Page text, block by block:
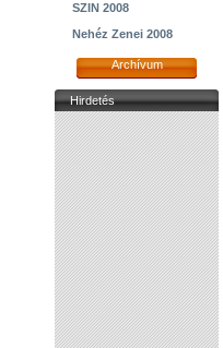
SZIN 2008
Nehéz Zenei 2008
Archívum
Hirdetés